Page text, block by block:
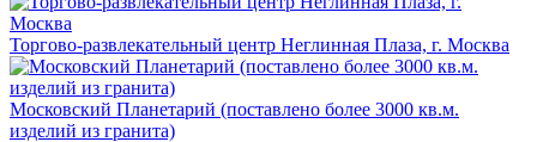
Торгово-развлекательный центр Неглинная Плаза, г. Москва
Московский Планетарий (поставлено более 3000 кв.м.
изделий из гранита)